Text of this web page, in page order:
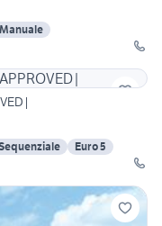
Manuale
Euro 5